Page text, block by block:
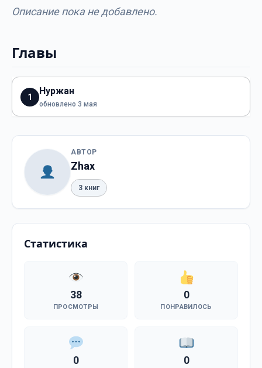
Описание пока не добавлено.
Главы
1
Нуржан
обновлено 3 мая
АВТОР
Zhax
3 книг
Статистика
38
ПРОСМОТРЫ
0
ПОНРАВИЛОСЬ
0 0